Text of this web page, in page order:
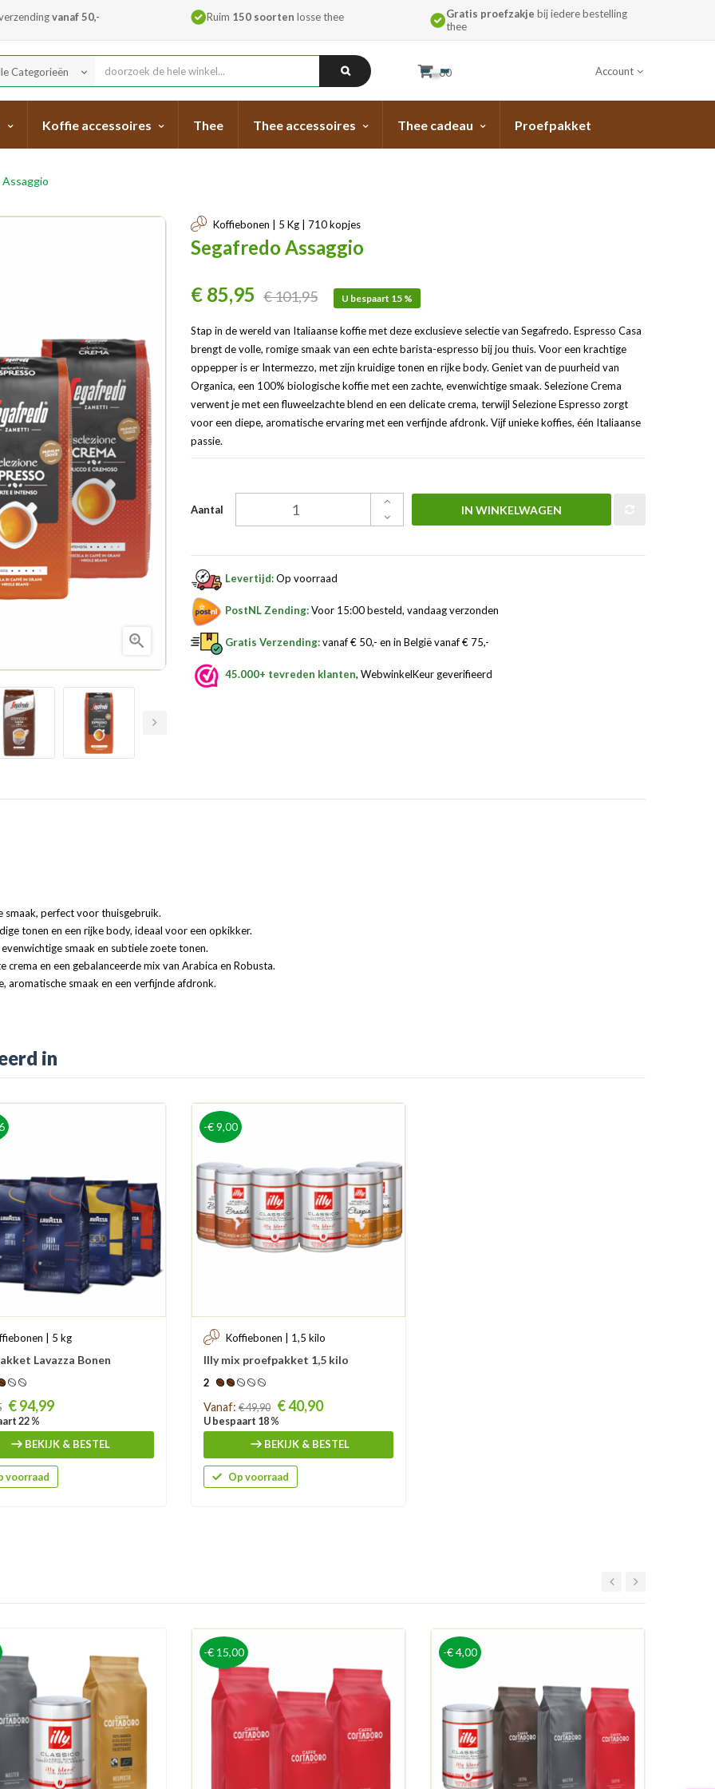
vanaf 50,- Ruim 150 soorten losse thee Gratis proefzakje bij iedere bestelling
thee
Categorieën keyboard_arrow_down 00 Account
Koffie accessoires Thee Thee accessoires Thee cadeau Proefpakket

Koffiebonen | 5 Kg | 710 kopjes
Segafredo Assaggio
€ 85,95 € 101,95 U bespaart 15 %
Stap in de wereld van Italiaanse koffie met deze exclusieve selectie van Segafredo. Espresso Casa
brengt de volle, romige smaak van een echte barista-espresso bij jou thuis. Voor een krachtige
oppepper is er Intermezzo, met zijn kruidige tonen en rijke body. Geniet van de puurheid van
Organica, een 100% biologische koffie met een zachte, evenwichtige smaak. Selezione Crema
verwent je met een fluweelzachte blend en een delicate crema, terwijl Selezione Espresso zorgt
voor een diepe, aromatische ervaring met een verfijnde afdronk. Vijf unieke koffies, één Italiaanse
passie.
Aantal IN WINKELWAGEN
Levertijd:Op voorraad
PostNL Zending:Voor 15:00 besteld, vandaag verzonden
Gratis Verzending:vanaf € 50,- en in België vanaf € 75,-
45.000+ tevreden klanten, WebwinkelKeur geverifieerd
smaak, perfect voor thuisgebruik.
tonen en een rijke body, ideaal voor een opkikker.
smaak en subtiele zoete tonen.
crema en een gebalanceerde mix van Arabica en Robusta.
aromatische smaak en een verfijnde afdronk.
in
| 5 kg
Lavazza Bonen
€ 94,99
22 %
BEKIJK & BESTEL
voorraad
-€ 9,00
Koffiebonen | 1,5 kilo
Illy mix proefpakket 1,5 kilo
2
Prijs
Vanaf: € 49,90 € 40,90
U bespaart 18 %
BEKIJK & BESTEL
Op voorraad
-€ 15,00 -€ 4,00